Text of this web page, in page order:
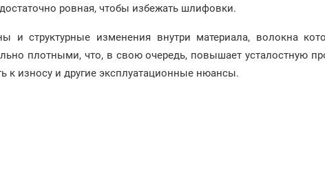
ровная, чтобы избежать шлифовки.
и структурные изменения внутри материала, волокна
плотными, что, в свою очередь, повышает усталостную
к износу и другие эксплуатационные нюансы.